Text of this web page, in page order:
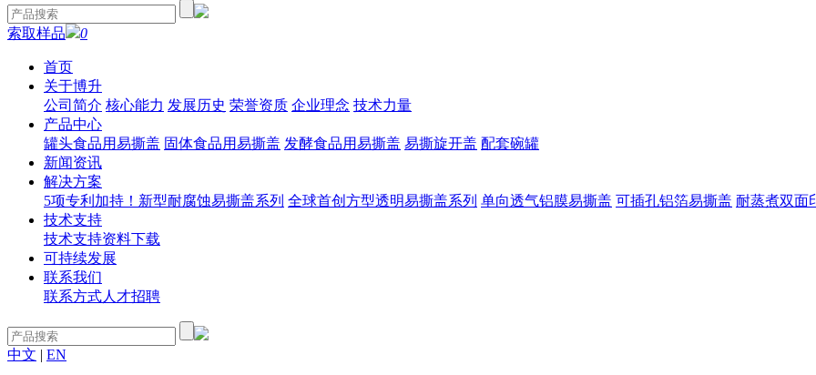
索取样品 0
首页
关于博升
公司简介 核心能力 发展历史 荣誉资质 企业理念 技术力量
产品中心
罐头食品用易撕盖 固体食品用易撕盖 发酵食品用易撕盖 易撕旋开盖 配套碗罐
新闻资讯
解决方案
5项专利加持！新型耐腐蚀易撕盖系列 全球首创方型透明易撕盖系列 单向透气铝膜易撕盖 可插孔铝箔易撕盖 耐蒸煮双面
技术支持
技术支持资料下载
可持续发展
联系我们
联系方式人才招聘
中文 | EN